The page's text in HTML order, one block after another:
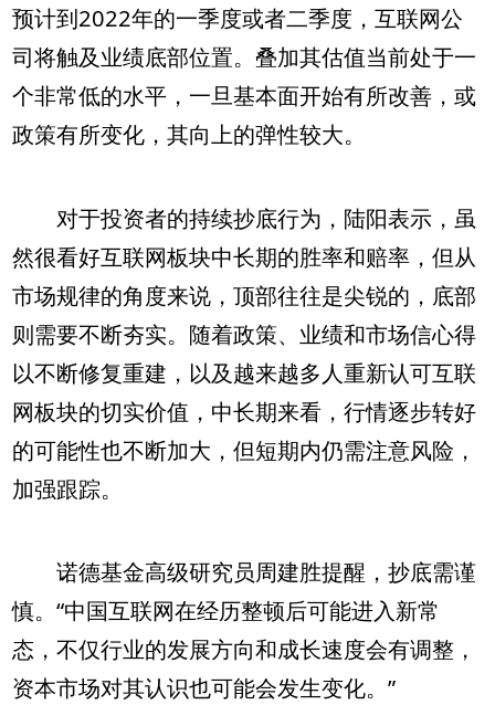
预计到2022年的一季度或者二季度，互联网公
司将触及业绩底部位置。叠加其估值当前处于一
个非常低的水平，一旦基本面开始有所改善，或
政策有所变化，其向上的弹性较大。
对于投资者的持续抄底行为，陆阳表示，虽
然很看好互联网板块中长期的胜率和赔率，但从
市场规律的角度来说，顶部往往是尖锐的，底部
则需要不断夯实。随着政策、业绩和市场信心得
以不断修复重建，以及越来越多人重新认可互联
网板块的切实价值，中长期来看，行情逐步转好
的可能性也不断加大，但短期内仍需注意风险，
加强跟踪。
诺德基金高级研究员周建胜提醒，抄底需谨
慎。“中国互联网在经历整顿后可能进入新常
态，不仅行业的发展方向和成长速度会有调整，
资本市场对其认识也可能会发生变化。”